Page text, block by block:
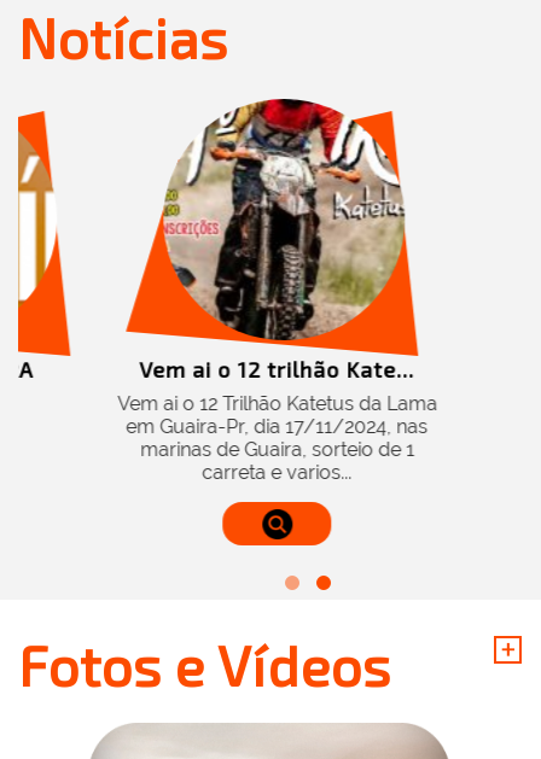
Notícias
Kate...
da Lama
Fotos e Vídeos +